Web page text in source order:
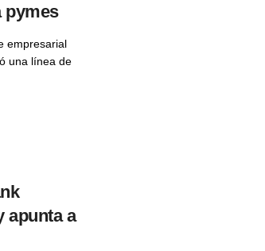
pymes
empresarial
una línea de
apunta a